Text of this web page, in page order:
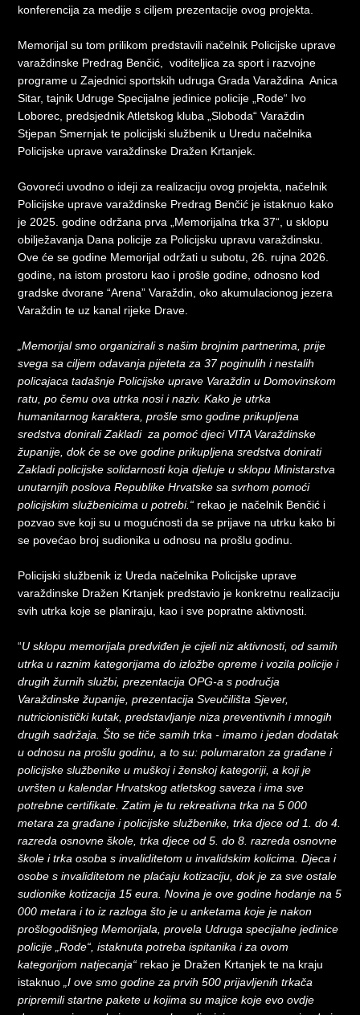
konferencija za medije s ciljem prezentacije ovog projekta.
Memorijal su tom prilikom predstavili načelnik Policijske uprave
varaždinske Predrag Benčić, voditeljica za sport i razvojne
programe u Zajednici sportskih udruga Grada Varaždina Anica
Sitar, tajnik Udruge Specijalne jedinice policije „Rode“ Ivo
Loborec, predsjednik Atletskog kluba „Sloboda“ Varaždin
Stjepan Smernjak te policijski službenik u Uredu načelnika
Policijske uprave varaždinske Dražen Krtanjek.
Govoreći uvodno o ideji za realizaciju ovog projekta, načelnik
Policijske uprave varaždinske Predrag Benčić je istaknuo kako
je 2025. godine održana prva „Memorijalna trka 37“, u sklopu
obilježavanja Dana policije za Policijsku upravu varaždinsku.
Ove će se godine Memorijal održati u subotu, 26. rujna 2026.
godine, na istom prostoru kao i prošle godine, odnosno kod
gradske dvorane “Arena” Varaždin, oko akumulacionog jezera
Varaždin te uz kanal rijeke Drave.
„Memorijal smo organizirali s našim brojnim partnerima, prije
svega sa ciljem odavanja pijeteta za 37 poginulih i nestalih
policajaca tadašnje Policijske uprave Varaždin u Domovinskom
ratu, po čemu ova utrka nosi i naziv. Kako je utrka
humanitarnog karaktera, prošle smo godine prikupljena
sredstva donirali Zakladi za pomoć djeci VITA Varaždinske
županije, dok će se ove godine prikupljena sredstva donirati
Zakladi policijske solidarnosti koja djeluje u sklopu Ministarstva
unutarnjih poslova Republike Hrvatske sa svrhom pomoći
policijskim službenicima u potrebi.“ rekao je načelnik Benčić i
pozvao sve koji su u mogućnosti da se prijave na utrku kako bi
se povećao broj sudionika u odnosu na prošlu godinu.
Policijski službenik iz Ureda načelnika Policijske uprave
varaždinske Dražen Krtanjek predstavio je konkretnu realizaciju
svih utrka koje se planiraju, kao i sve popratne aktivnosti.
“U sklopu memorijala predviđen je cijeli niz aktivnosti, od samih
utrka u raznim kategorijama do izložbe opreme i vozila policije i
drugih žurnih službi, prezentacija OPG-a s područja
Varaždinske županije, prezentacija Sveučilišta Sjever,
nutricionistički kutak, predstavljanje niza preventivnih i mnogih
drugih sadržaja. Što se tiče samih trka - imamo i jedan dodatak
u odnosu na prošlu godinu, a to su: polumaraton za građane i
policijske službenike u muškoj i ženskoj kategoriji, a koji je
uvršten u kalendar Hrvatskog atletskog saveza i ima sve
potrebne certifikate. Zatim je tu rekreativna trka na 5 000
metara za građane i policijske službenike, trka djece od 1. do 4.
razreda osnovne škole, trka djece od 5. do 8. razreda osnovne
škole i trka osoba s invaliditetom u invalidskim kolicima. Djeca i
osobe s invaliditetom ne plaćaju kotizaciju, dok je za sve ostale
sudionike kotizacija 15 eura. Novina je ove godine hodanje na 5
000 metara i to iz razloga što je u anketama koje je nakon
prošlogodišnjeg Memorijala, provela Udruga specijalne jedinice
policije „Rode“, istaknuta potreba ispitanika i za ovom
kategorijom natjecanja“ rekao je Dražen Krtanjek te na kraju
istaknuo„I ove smo godine za prvih 500 prijavljenih trkača
pripremili startne pakete u kojima su majice koje evo ovdje